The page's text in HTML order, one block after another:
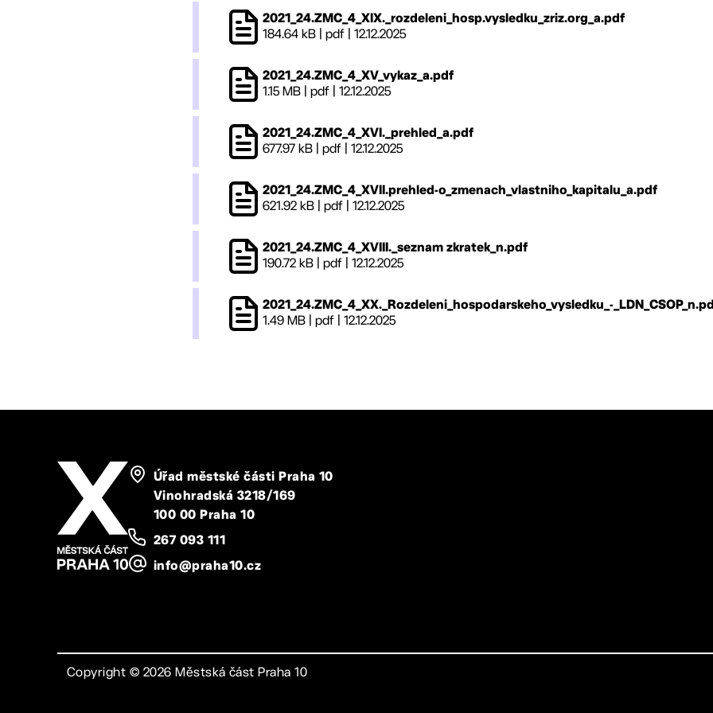
2021_24.ZMC_4_XIX._rozdeleni_hosp.vysledku_zriz.org_a.pdf
184.64 kB | pdf | 12.12.2025
2021_24.ZMC_4_XV_vykaz_a.pdf
1.15 MB | pdf | 12.12.2025
2021_24.ZMC_4_XVI._prehled_a.pdf
677.97 kB | pdf | 12.12.2025
2021_24.ZMC_4_XVII.prehled-o_zmenach_vlastniho_kapitalu_a.pdf
621.92 kB | pdf | 12.12.2025
2021_24.ZMC_4_XVIII._seznam zkratek_n.pdf
190.72 kB | pdf | 12.12.2025
2021_24.ZMC_4_XX._Rozdeleni_hospodarskeho_vysledku_-
1.49 MB | pdf | 12.12.2025
Úřad městské části Praha 10
Vinohradská 3218/169
100 00 Praha 10
267 093 111
info@praha10.cz
Copyright © 2026 Městská část Praha 10